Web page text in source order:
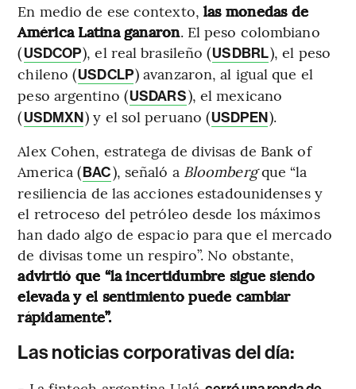
En medio de ese contexto, las monedas de
América Latina ganaron. El peso colombiano
(USDCOP), el real brasileño (USDBRL), el peso
chileno (USDCLP) avanzaron, al igual que el
peso argentino (USDARS), el mexicano
(USDMXN) y el sol peruano (USDPEN).
Alex Cohen, estratega de divisas de Bank of
America (BAC), señaló a Bloombergque “la
resiliencia de las acciones estadounidenses y
el retroceso del petróleo desde los máximos
han dado algo de espacio para que el mercado
de divisas tome un respiro”. No obstante,
advirtió que “la incertidumbre sigue siendo
elevada y el sentimiento puede cambiar
rápidamente”.
Las noticias corporativas del día: